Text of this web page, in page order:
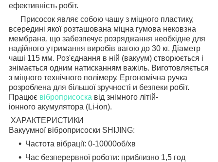
ефективність робіт.
Присосок являє собою чашу з міцного пластику,
всередині якої розташована міцна гумова нековзна
мембрана, що забезпечує розряджання необхідне для
надійного утримання виробів вагою до 30 кг. Діаметр
чаші 115 мм. Роз'єднання в ній (вакуум) створюється і
знімається одним натисканням важіль. Виготовляється
з міцного технічного полімеру. Ергономічна ручка
розроблена для більшої зручності и безпеки робіт.
Працює віброприсоска від знімного літій-
іонного акумулятора (Li-ion).
ХАРАКТЕРИСТИКИ
Вакуумної віброприсоски SHIJING:
Частота вібрації: 0-10000об/хв
Час безперервної роботи: приблизно 1,5 год